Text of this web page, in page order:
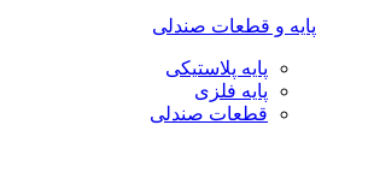
پایه و قطعات صندلی
پایه پلاستیکی
پایه فلزی
قطعات صندلی